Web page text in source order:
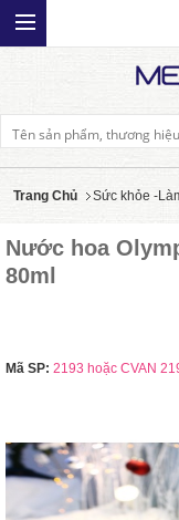
Trang Chủ Sức khỏe -
Nước hoa
80ml
Mã SP: 2193 hoặc CVAN